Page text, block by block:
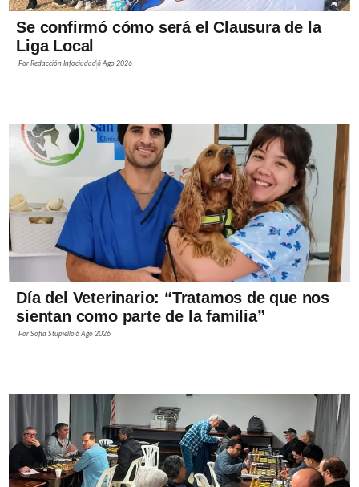
Se confirmó cómo será el Clausura de la
Liga Local
PorRedacción Infociudad6 Ago 2026
Día del Veterinario: “Tratamos de que nos
sientan como parte de la familia”
PorSofía Stupiello6 Ago 2026